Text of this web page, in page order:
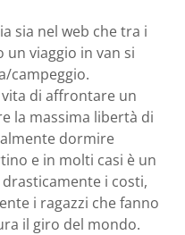
sia nel web che tra i
un viaggio in van si
campeggio.
di affrontare un
la massima libertà di
dormire
e in molti casi è un
i costi,
i ragazzi che fanno
il giro del mondo.